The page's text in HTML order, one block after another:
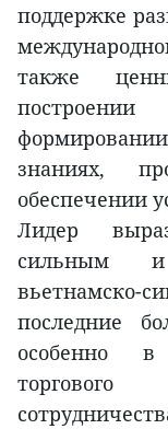
поддержке
также
знаниях,
обеспечении
Лидер
сильным и
вьетнамско-
последние
особенно в